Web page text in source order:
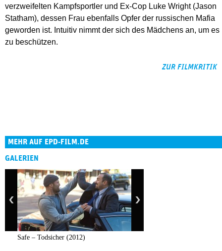
verzweifelten Kampfsportler und Ex-Cop Luke Wright (Jason
Statham), dessen Frau ebenfalls Opfer der russischen Mafia
geworden ist. Intuitiv nimmt der sich des Mädchens an, um es
zu beschützen.
ZUR FILMKRITIK
MEHR AUF EPD-FILM.DE
GALERIEN
Safe – Todsicher (2012)